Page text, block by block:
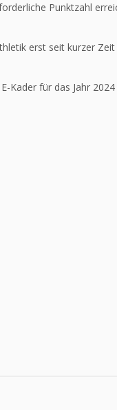
Punktzahl
erst seit kurzer
für das Jahr